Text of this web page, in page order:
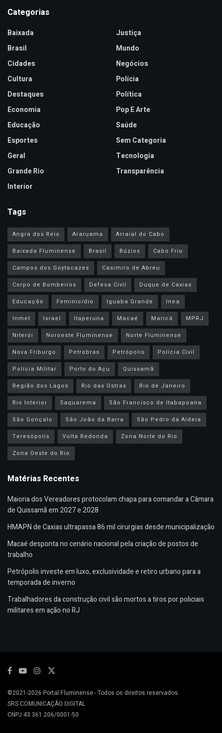
Categorias
Baixada
Brasil
Cidades
Cultura
Destaques
Economia
Educação
Esportes
Geral
Grande Rio
Interior
Justiça
Mundo
Negócios
Polícia
Política
Pop E Arte
Saúde
Sem Categoria
Tecnologia
Transparência
Tags
Angra dos Reis Araruama
Arraial do Cabo
Baixada Fluminense
Brasil Búzios
Cabo Frio
Campos dos Goytacazes
Casimiro de Abreu
Corpo de Bombeiros
Defesa Civil
Duque de Caxias
Educação
Feminicídio Iguaba Grande
Inea
Inmet
Israel Itaperuna Macaé Maricá
MPRJ
Niterói
Noroeste Fluminense
Norte Fluminense
Nova Friburgo
Petrobras Petrópolis
Polícia Civil
Polícia Militar
Porto do Açu
Quissamã
Região dos Lagos
Rio das Ostras
Rio de Janeiro
Rio Interior
Saquarema
São Francisco de Itabapoana
São Gonçalo
São João da Barra
São Pedro da Aldeia
Teresópolis
Volta Redonda
Zona Norte do Rio
Zona Oeste do Rio
Matérias Recentes
Maioria dos Vereadores protocolam chapa para comandar a Câmara
de Quissamã em 2027 e 2028
HMAPN de Caxias ultrapassa 86 mil cirurgias desde municipalização
Macaé desponta no cenário nacional pela criação de postos de
trabalho
Petrópolis investe em luxo, exclusividade e retiro urbano para a
temporada de inverno
Trabalhadores da construção civil são mortos a tiros por policiais
militares em ação no RJ
©2021-2026 Portal Fluminense- Todos os direitos reservados.
SRS COMUNICAÇÃO DIGITAL
CNPJ 43.361.206/0001-50